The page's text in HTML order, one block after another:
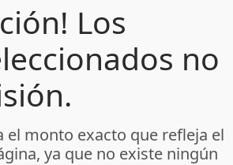
Los
no
el monto exacto que refleja el
ya que no existe ningún